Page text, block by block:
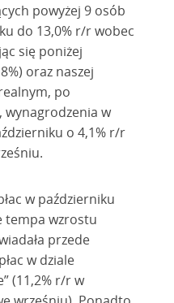
powyżej 9 osób
do 13,0% r/r wobec
się poniżej
oraz naszej
po
wynagrodzenia w
o 4,1% r/r
w październiku
tempa wzrostu
przede
w dziale
(11,2% r/r w